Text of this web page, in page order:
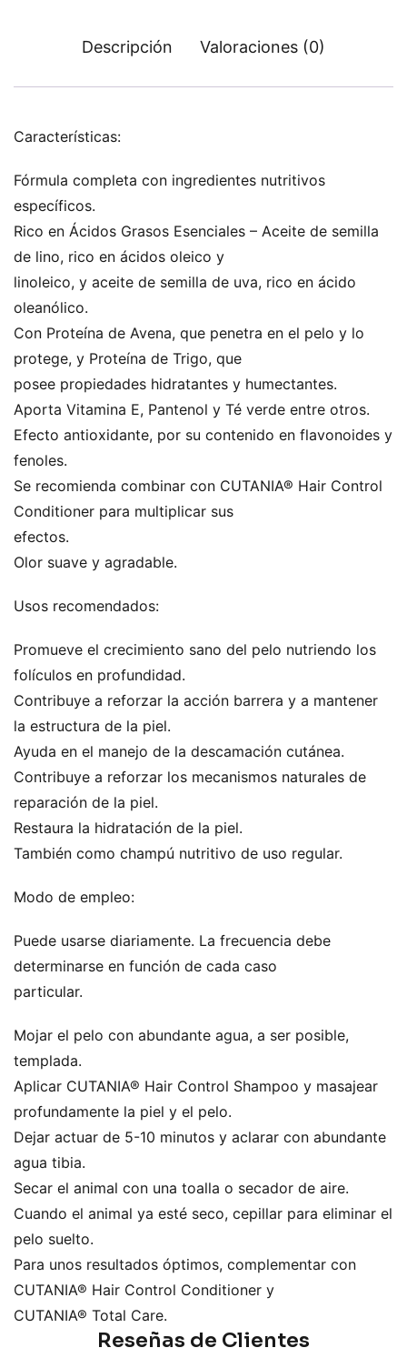
Descripción Valoraciones (0)
Características:
Fórmula completa con ingredientes nutritivos
específicos.
Rico en Ácidos Grasos Esenciales – Aceite de semilla
de lino, rico en ácidos oleico y
linoleico, y aceite de semilla de uva, rico en ácido
oleanólico.
Con Proteína de Avena, que penetra en el pelo y lo
protege, y Proteína de Trigo, que
posee propiedades hidratantes y humectantes.
Aporta Vitamina E, Pantenol y Té verde entre otros.
Efecto antioxidante, por su contenido en flavonoides y
fenoles.
Se recomienda combinar con CUTANIA® Hair Control
Conditioner para multiplicar sus
efectos.
Olor suave y agradable.
Usos recomendados:
Promueve el crecimiento sano del pelo nutriendo los
folículos en profundidad.
Contribuye a reforzar la acción barrera y a mantener
la estructura de la piel.
Ayuda en el manejo de la descamación cutánea.
Contribuye a reforzar los mecanismos naturales de
reparación de la piel.
Restaura la hidratación de la piel.
También como champú nutritivo de uso regular.
Modo de empleo:
Puede usarse diariamente. La frecuencia debe
determinarse en función de cada caso
particular.
Mojar el pelo con abundante agua, a ser posible,
templada.
Aplicar CUTANIA® Hair Control Shampoo y masajear
profundamente la piel y el pelo.
Dejar actuar de 5-10 minutos y aclarar con abundante
agua tibia.
Secar el animal con una toalla o secador de aire.
Cuando el animal ya esté seco, cepillar para eliminar el
pelo suelto.
Para unos resultados óptimos, complementar con
CUTANIA® Hair Control Conditioner y
CUTANIA® Total Care.
Reseñas de Clientes